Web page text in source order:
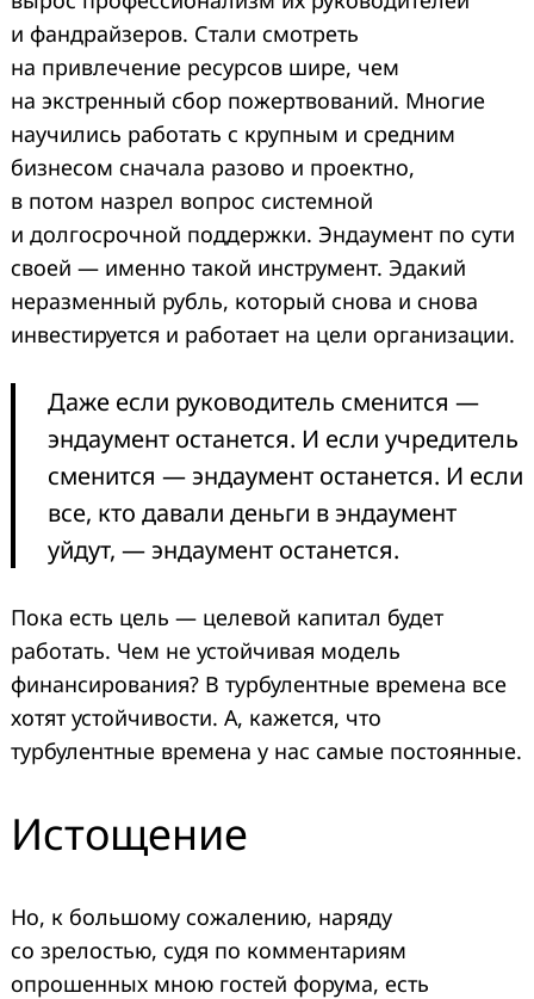
и фандрайзеров. Стали смотреть
на привлечение ресурсов шире, чем
на экстренный сбор пожертвований. Многие
научились работать с крупным и средним
бизнесом сначала разово и проектно,
в потом назрел вопрос системной
и долгосрочной поддержки. Эндаумент по сути
своей — именно такой инструмент. Эдакий
неразменный рубль, который снова и снова
инвестируется и работает на цели организации.
Даже если руководитель сменится —
эндаумент останется. И если учредитель
сменится — эндаумент останется. И если
все, кто давали деньги в эндаумент
уйдут, — эндаумент останется.
Пока есть цель — целевой капитал будет
работать. Чем не устойчивая модель
финансирования? В турбулентные времена все
хотят устойчивости. А, кажется, что
турбулентные времена у нас самые постоянные.
Истощение
Но, к большому сожалению, наряду
со зрелостью, судя по комментариям
опрошенных мною гостей форума, есть